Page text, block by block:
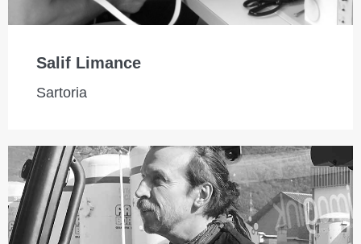
Salif Limance
Sartoria